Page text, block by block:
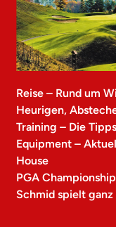
Reise – Rund um
Heurigen,
Training – Die
Equipment –
House
PGA
Schmid spielt